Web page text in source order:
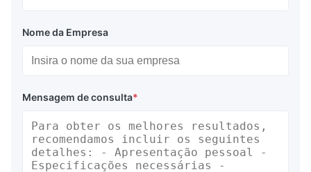
Nome da Empresa
Mensagem de consulta*